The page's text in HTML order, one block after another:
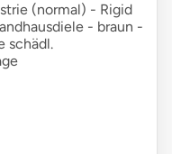
(normal) - Rigid
- braun -
schädl.